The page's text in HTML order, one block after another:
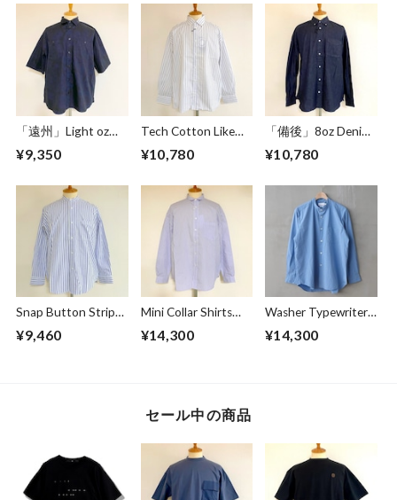
「遠州」Light oz
Overdye Poplin W-
Pocket Half Sleeve
Botanical Deep
Navy
¥9,350
Tech Cotton Like
Stripe BD BOX-A
Line Shirts Ivory
¥10,780
「備後」8oz Denim
BD BOX-A Line
Shirts Dark Indigo
¥10,780
Snap Button Stripe
Band Collar L/S
Shirts White
¥9,460
Mini Collar Shirts
White Stripe
¥14,300
Washer Typewriter
Loose Fit Band
Collar Shirt Blue
¥14,300
セール中の商品